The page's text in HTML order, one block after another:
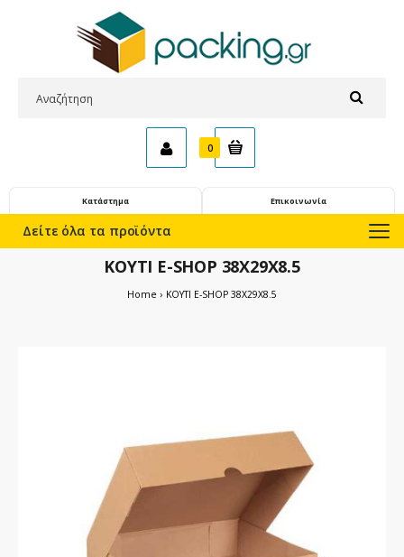
0
Κατάστημα Επικοινωνία
Δείτε όλα τα προϊόντα
ΚΟΥΤΙ E-SHOP 38X29X8.5
Home ΚΟΥΤΙ E-SHOP 38X29X8.5